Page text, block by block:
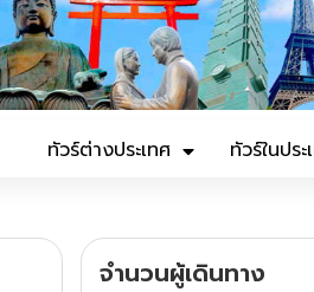
ทัวร์ต่างประเทศ ทัวร์ในประ
จำนวนผู้เดินทาง